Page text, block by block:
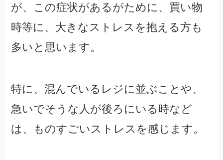
が、この症状があるがために、買い物
時等に、大きなストレスを抱える方も
多いと思います。
特に、混んでいるレジに並ぶことや、
急いでそうな人が後ろにいる時など
は、ものすごいストレスを感じます。